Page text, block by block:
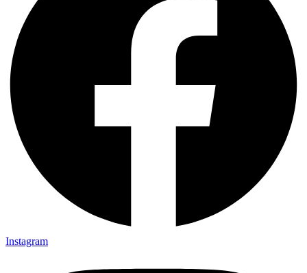
Instagram